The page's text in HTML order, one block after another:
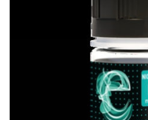
UTILISATION
Notre site internet utilise des
nécessaires au bon
refusés lorsque vous visitez
l'expérience utilisateur et
statistiques de visites. Nous vous